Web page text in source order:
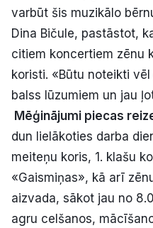
varbūt šis muzikālo
Dina Bičule, pastāstot,
citiem koncertiem zēnu
koristi. «Būtu noteikti
balss lūzumiem un jau
Mēģinājumi piecas
dun lielākoties darba
meiteņu koris, 1. klašu
«Gaismiņas», kā arī
aizvada, sākot jau no
agru celšanos,